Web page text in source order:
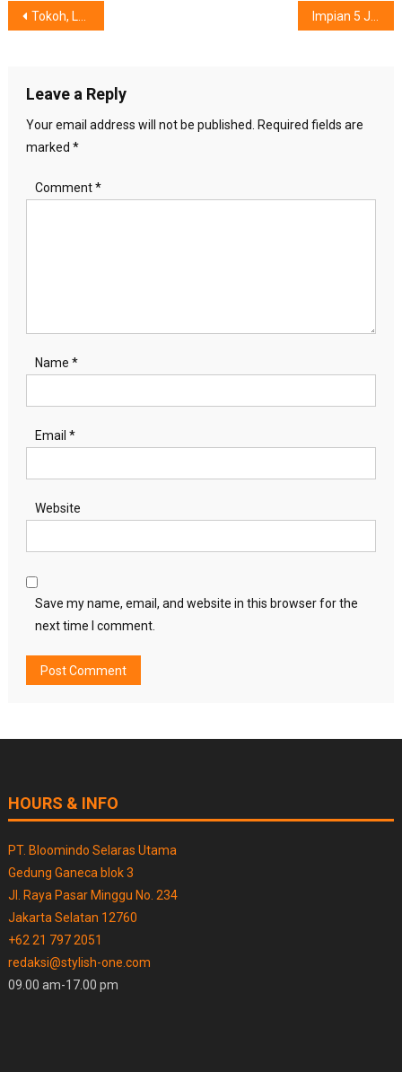
Post
Tokoh, Local Heroes & Organisasi Inspiratif #Berbagikebaikan, Pilihan Sania
Leave a Reply
Your email address will not be published.
Required fields are
marked *
Comment*
Name *
Email *
Website
Save my name, email, and website in this browser for the
next time I comment.
HOURS & INFO
PT. Bloomindo Selaras Utama
Gedung Ganeca blok 3
Jl. Raya Pasar Minggu No. 234
Jakarta Selatan 12760
+62 21 797 2051
redaksi@stylish-one.com
09.00 am-17.00 pm